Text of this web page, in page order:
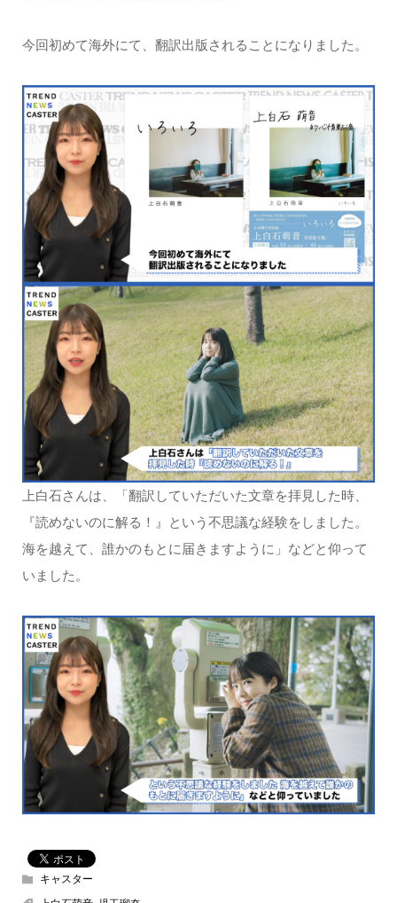
今回初めて海外にて、翻訳出版されることになりました。
上白石さんは、「翻訳していただいた文章を拝見した時、
『読めないのに解る！』という不思議な経験をしました。
海を越えて、誰かのもとに届きますように」などと仰って
いました。
キャスター